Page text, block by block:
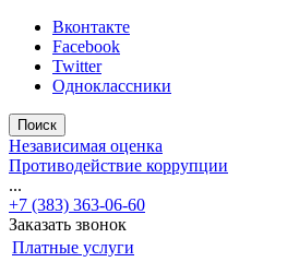
Вконтакте
Facebook
Twitter
Одноклассники
Поиск
Независимая оценка
Противодействие коррупции
...
+7 (383) 363-06-60
Заказать звонок
Платные услуги